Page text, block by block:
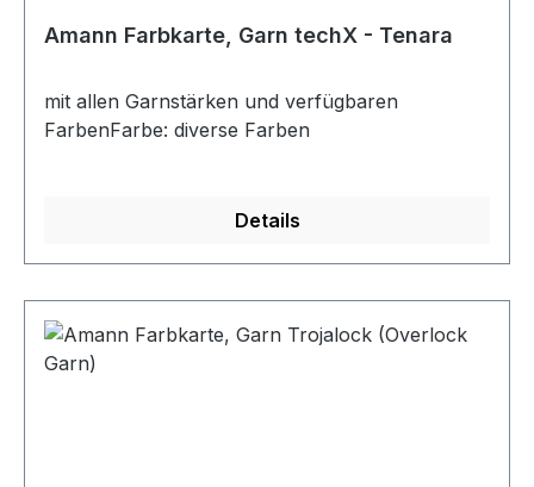
Amann Farbkarte, Garn techX - Tenara
mit allen Garnstärken und verfügbaren
FarbenFarbe: diverse Farben
Details